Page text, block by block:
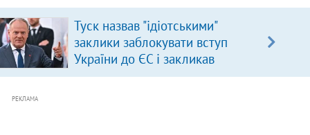
Туск назвав "ідіотськими"
заклики заблокувати вступ
України до ЄС і закликав
припинити антиукраїнську
РЕКЛАМА